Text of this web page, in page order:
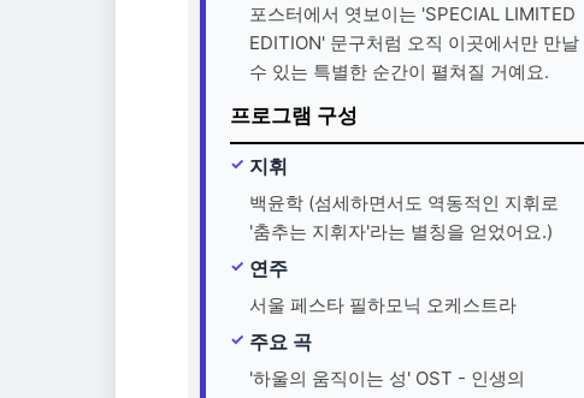
포스터에서 엿보이는 'SPECIAL LIMITED
EDITION' 문구처럼 오직 이곳에서만 만날
수 있는 특별한 순간이 펼쳐질 거예요.
프로그램 구성
지휘
백윤학 (섬세하면서도 역동적인 지휘로
'춤추는 지휘자'라는 별칭을 얻었어요.)
연주
서울 페스타 필하모닉 오케스트라
주요 곡
'하울의 움직이는 성' OST - 인생의